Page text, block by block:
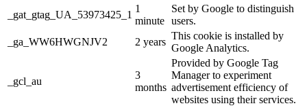
_gat_gtag_UA_53973425_1
1
minute
Set by Google to distinguish
users.
_ga_WW6HWGNJV2
2 years
This cookie is installed by
Google Analytics.
_gcl_au
3
months
Provided by Google Tag
Manager to experiment
advertisement efficiency of
websites using their services.